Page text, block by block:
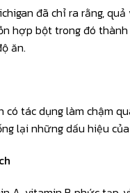
đã chỉ ra rằng,
hợp bột trong đó
ăn.
tác dụng làm chậm
lại những dấu hiệu